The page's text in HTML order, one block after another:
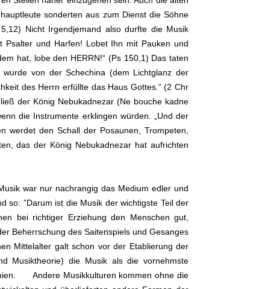
sonderten aus zum Dienst die Söhne
Nicht Irgendjemand also durfte die Musik
Psalter und Harfen! Lobet Ihn mit Pauken und
hat, lobe den HERRN!“ (Ps 150,1) Das taten
von der Schechina (dem Lichtglanz der
des Herrn erfüllte das Haus Gottes.“ (2 Chr
der König Nebukadnezar (Ne bouche kadne
die Instrumente erklingen würden. „Und der
den Schall der Posaunen, Trompeten,
das der König Nebukadnezar hat aufrichten
war nur nachrangig das Medium edler und
so: ”Darum ist die Musik der wichtigste Teil der
bei richtiger Erziehung den Menschen gut,
Beherrschung des Saitenspiels und Gesanges
Mittelalter galt schon vor der Etablierung der
Musiktheorie) die Musik als die vornehmste
Andere Musikkulturen kommen ohne die